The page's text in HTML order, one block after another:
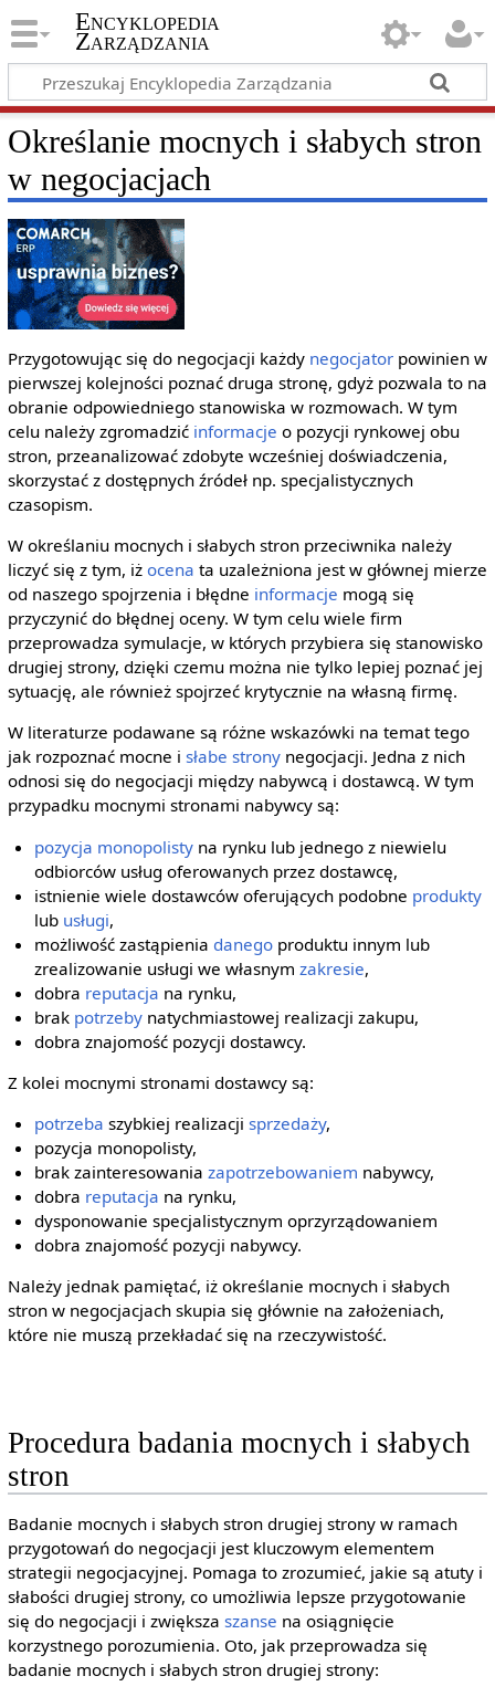
Encyklopedia
Zarządzania
Określanie mocnych i słabych stron
w negocjacjach
Przygotowując się do negocjacji każdy negocjatorpowinien w
pierwszej kolejności poznać druga stronę, gdyż pozwala to na
obranie odpowiedniego stanowiska w rozmowach. W tym
celu należy zgromadzić informacje o pozycji rynkowej obu
stron, przeanalizować zdobyte wcześniej doświadczenia,
skorzystać z dostępnych źródeł np. specjalistycznych
czasopism.
W określaniu mocnych i słabych stron przeciwnika należy
liczyć się z tym, iż ocena ta uzależniona jest w głównej mierze
od naszego spojrzenia i błędne informacje mogą się
przyczynić do błędnej oceny. W tym celu wiele firm
przeprowadza symulacje, w których przybiera się stanowisko
drugiej strony, dzięki czemu można nie tylko lepiej poznać jej
sytuację, ale również spojrzeć krytycznie na własną firmę.
W literaturze podawane są różne wskazówki na temat tego
jak rozpoznać mocne i słabe stronynegocjacji. Jedna z nich
odnosi się do negocjacji między nabywcą i dostawcą. W tym
przypadku mocnymi stronami nabywcy są:
pozycja monopolisty na rynku lub jednego z niewielu
odbiorców usług oferowanych przez dostawcę,
istnienie wiele dostawców oferujących podobne produkty
lub usługi,
możliwość zastąpienia danego produktu innym lub
zrealizowanie usługi we własnymzakresie,
dobra reputacja na rynku,
brak potrzeby natychmiastowej realizacji zakupu,
dobra znajomość pozycji dostawcy.
Z kolei mocnymi stronami dostawcy są:
potrzeba szybkiej realizacjisprzedaży,
pozycja monopolisty,
brak zainteresowaniazapotrzebowaniem nabywcy,
dobra reputacja na rynku,
dysponowanie specjalistycznym oprzyrządowaniem
dobra znajomość pozycji nabywcy.
Należy jednak pamiętać, iż określanie mocnych i słabych
stron w negocjacjach skupia się głównie na założeniach,
które nie muszą przekładać się na rzeczywistość.
Procedura badania mocnych i słabych
stron
Badanie mocnych i słabych stron drugiej strony w ramach
przygotowań do negocjacji jest kluczowym elementem
strategii negocjacyjnej. Pomaga to zrozumieć, jakie są atuty i
słabości drugiej strony, co umożliwia lepsze przygotowanie
się do negocjacji i zwiększa szanse na osiągnięcie
korzystnego porozumienia. Oto, jak przeprowadza się
badanie mocnych i słabych stron drugiej strony: